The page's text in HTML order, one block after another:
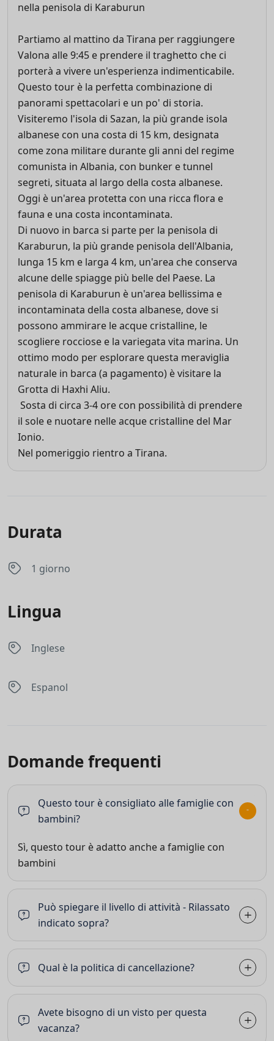
nella penisola di Karaburun
Partiamo al mattino da Tirana per raggiungere
Valona alle 9:45 e prendere il traghetto che ci
porterà a vivere un'esperienza indimenticabile.
Questo tour è la perfetta combinazione di
panorami spettacolari e un po' di storia.
Visiteremo l'isola di Sazan, la più grande isola
albanese con una costa di 15 km, designata
come zona militare durante gli anni del regime
comunista in Albania, con bunker e tunnel
segreti, situata al largo della costa albanese.
Oggi è un'area protetta con una ricca flora e
fauna e una costa incontaminata.
Di nuovo in barca si parte per la penisola di
Karaburun, la più grande penisola dell'Albania,
lunga 15 km e larga 4 km, un'area che conserva
alcune delle spiagge più belle del Paese. La
penisola di Karaburun è un'area bellissima e
incontaminata della costa albanese, dove si
possono ammirare le acque cristalline, le
scogliere rocciose e la variegata vita marina. Un
ottimo modo per esplorare questa meraviglia
naturale in barca (a pagamento) è visitare la
Grotta di Haxhi Aliu.
Sosta di circa 3-4 ore con possibilità di prendere
il sole e nuotare nelle acque cristalline del Mar
Ionio.
Nel pomeriggio rientro a Tirana.
Durata
1 giorno
Lingua
Inglese
Espanol
Domande frequenti
Questo tour è consigliato alle famiglie con
bambini?
Sì, questo tour è adatto anche a famiglie con
bambini
Può spiegare il livello di attività - Rilassato
indicato sopra?
Qual è la politica di cancellazione?
Avete bisogno di un visto per questa
vacanza?